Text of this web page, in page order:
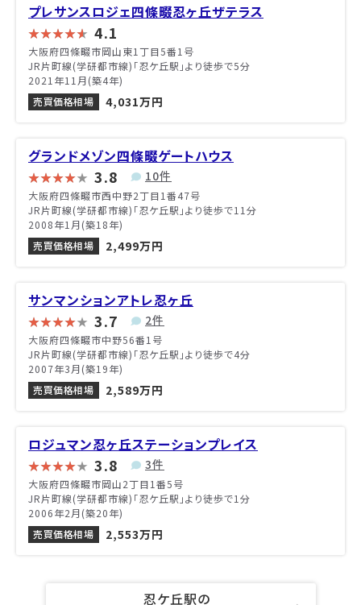
プレサンスロジェ四條畷忍ヶ丘ザテラス
4.1
大阪府四條畷市岡山東1丁目5番1号
JR片町線(学研都市線)「忍ケ丘駅」より徒歩で5分
2021年11月(築4年)
売買価格相場
4,031万円
グランドメゾン四條畷ゲートハウス
3.8 10件
大阪府四條畷市西中野2丁目1番47号
JR片町線(学研都市線)「忍ケ丘駅」より徒歩で11分
2008年1月(築18年)
売買価格相場
2,499万円
サンマンションアトレ忍ヶ丘
3.7 2件
大阪府四條畷市中野56番1号
JR片町線(学研都市線)「忍ケ丘駅」より徒歩で4分
2007年3月(築19年)
売買価格相場
2,589万円
ロジュマン忍ヶ丘ステーションプレイス
3.8 3件
大阪府四條畷市岡山2丁目1番5号
JR片町線(学研都市線)「忍ケ丘駅」より徒歩で1分
2006年2月(築20年)
売買価格相場
2,553万円
忍ケ丘駅の